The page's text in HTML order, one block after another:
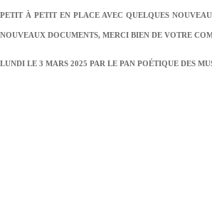
PETIT À PETIT EN PLACE AVEC QUELQUES
NOUVEAUX DOCUMENTS, MERCI BIEN DE VOTRE
LUNDI LE 3 MARS 2025 PAR LE PAN POÉTIQUE DES